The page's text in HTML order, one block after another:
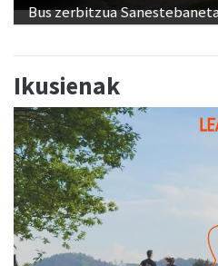
Bus zerbitzua
Ikusienak